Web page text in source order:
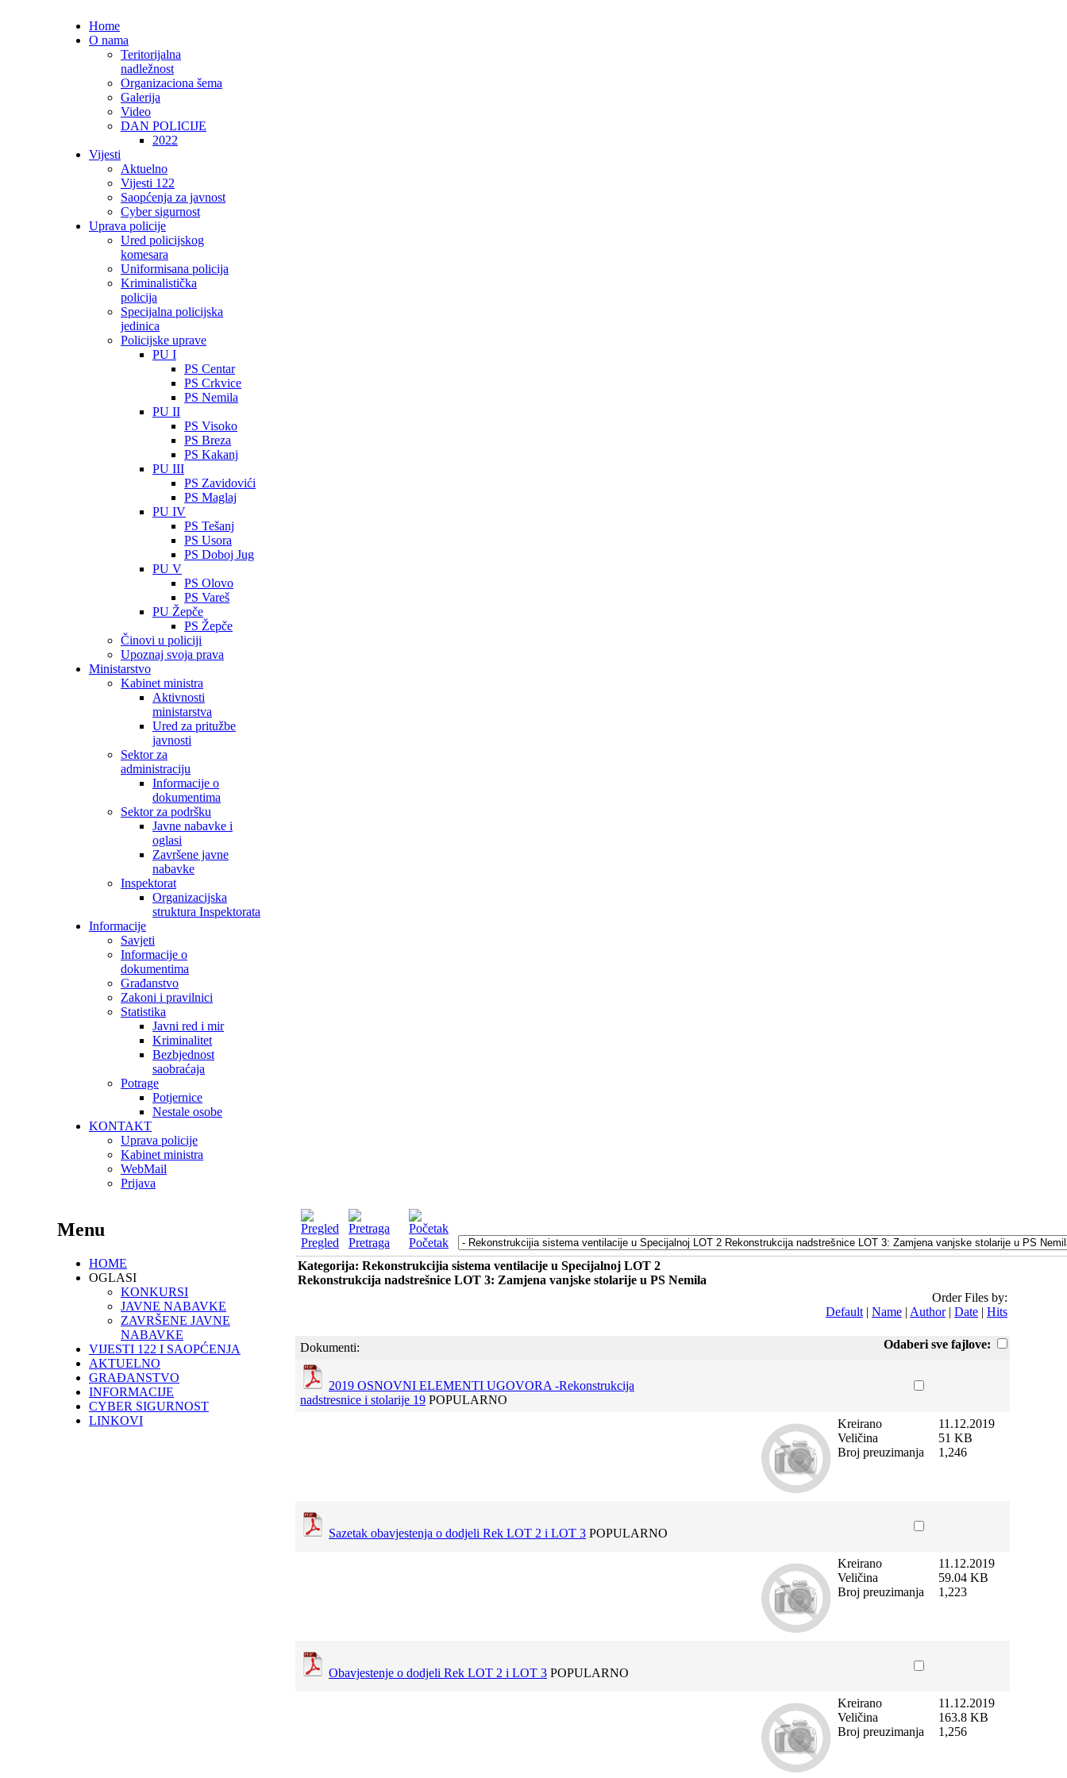
Home
O nama
Teritorijalna
nadležnost
Organizaciona šema
Galerija
Video
DAN POLICIJE
2022
Vijesti
Aktuelno
Vijesti 122
Saopćenja za javnost
Cyber sigurnost
Uprava policije
Ured policijskog
komesara
Uniformisana policija
Kriminalistička
policija
Specijalna policijska
jedinica
Policijske uprave
PU I
PS Centar
PS Crkvice
PS Nemila
PU II
PS Visoko
PS Breza
PS Kakanj
PU III
PS Zavidovići
PS Maglaj
PU IV
PS Tešanj
PS Usora
PS Doboj Jug
PU V
PS Olovo
PS Vareš
PU Žepče
PS Žepče
Činovi u policiji
Upoznaj svoja prava
Ministarstvo
Kabinet ministra
Aktivnosti
ministarstva
Ured za pritužbe
javnosti
Sektor za
administraciju
Informacije o
dokumentima
Sektor za podršku
Javne nabavke i
oglasi
Završene javne
nabavke
Inspektorat
Organizacijska
struktura Inspektorata
Informacije
Savjeti
Informacije o
dokumentima
Građanstvo
Zakoni i pravilnici
Statistika
Javni red i mir
Kriminalitet
Bezbjednost
saobraćaja
Potrage
Potjernice
Nestale osobe
KONTAKT
Uprava policije
Kabinet ministra
WebMail
Prijava
Pregled Pretraga
Početak
Kategorija: Rekonstrukcijia sistema ventilacije u Specijalnoj LOT 2
Rekonstrukcija nadstrešnice LOT 3: Zamjena vanjske stolarije u PS Nemila
Order Files by:
Default | Name | Author| Date | Hits
Odaberi sve fajlove:
Dokumenti:
2019 OSNOVNI ELEMENTI UGOVORA -Rekonstrukcija
nadstresnice i stolarije 19 POPULARNO
Kreirano
Veličina
Broj preuzimanja
11.12.2019
51 KB
1,246
Sazetak obavjestenja o dodjeli Rek LOT 2 i LOT 3 POPULARNO
Kreirano
Veličina
Broj preuzimanja
11.12.2019
59.04 KB
1,223
Obavjestenje o dodjeli Rek LOT 2 i LOT 3 POPULARNO
Kreirano
Veličina
Broj preuzimanja
11.12.2019
163.8 KB
1,256
Menu
HOME
OGLASI
KONKURSI
JAVNE NABAVKE
ZAVRŠENE JAVNE
NABAVKE
VIJESTI 122 I SAOPĆENJA
AKTUELNO
GRAĐANSTVO
INFORMACIJE
CYBER SIGURNOST
LINKOVI